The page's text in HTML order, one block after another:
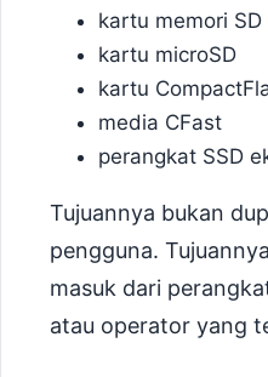
kartu memori SD
kartu microSD
kartu
media CFast
perangkat SSD
Tujuannya bukan
pengguna.
masuk dari
atau operator yang